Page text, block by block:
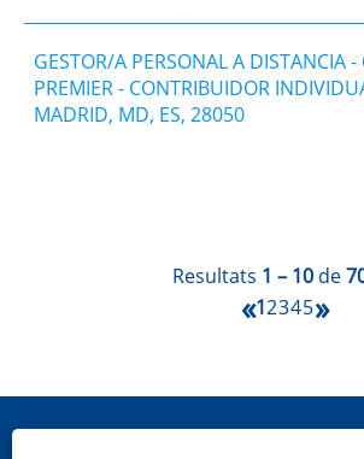
Resultats 1 – 10 de
«12345»
GESTOR/A PERSONAL A DISTANCIA
PREMIER - CONTRIBUIDOR
MADRID, MD, ES, 28050